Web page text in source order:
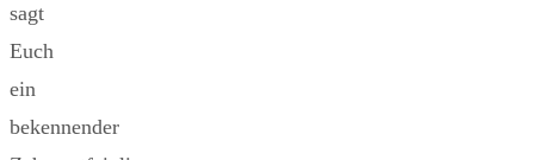
sagt
Euch
ein
bekennender